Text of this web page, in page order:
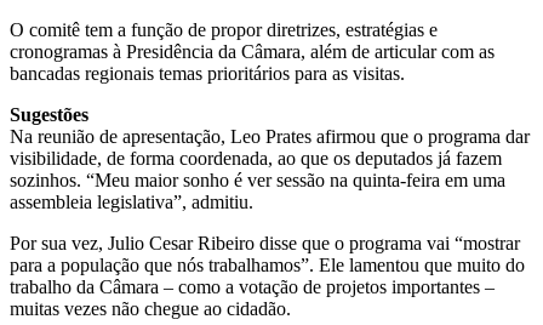
O comitê tem a função de propor diretrizes, estratégias e
cronogramas à Presidência da Câmara, além de articular com as
bancadas regionais temas prioritários para as visitas.
Sugestões
Na reunião de apresentação, Leo Prates afirmou que o programa dar
visibilidade, de forma coordenada, ao que os deputados já fazem
sozinhos. “Meu maior sonho é ver sessão na quinta-feira em uma
assembleia legislativa”, admitiu.
Por sua vez, Julio Cesar Ribeiro disse que o programa vai “mostrar
para a população que nós trabalhamos”. Ele lamentou que muito do
trabalho da Câmara – como a votação de projetos importantes –
muitas vezes não chegue ao cidadão.